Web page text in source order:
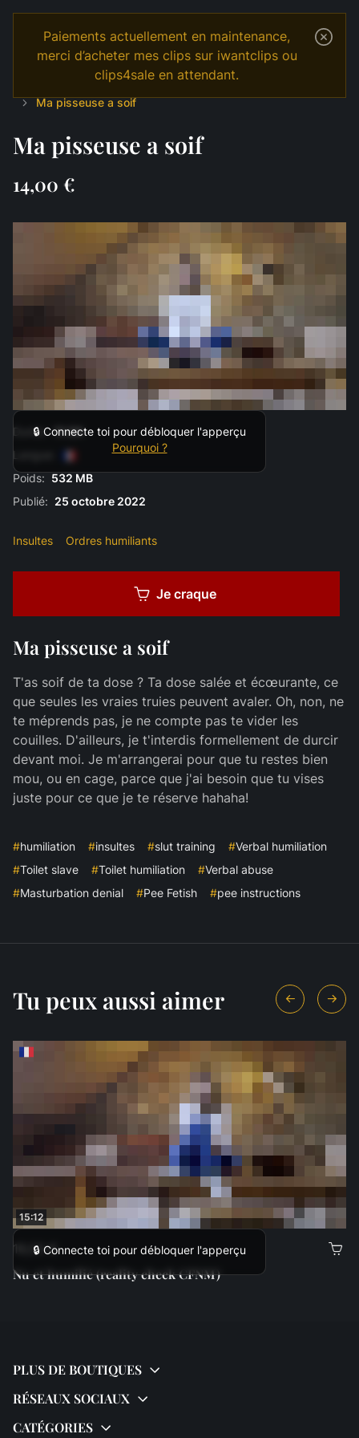
Paiements actuellement en maintenance,
merci d’acheter mes clips sur iwantclips ou
clips4sale en attendant.
Ma pisseuse a soif
Ma pisseuse a soif
14,00 €
🔒 Connecte toi pour débloquer l'apperçu
Pourquoi ?
Durée: 11:34
Langue:
Poids: 532 MB
Publié: 25 octobre 2022
Insultes Ordres humiliants
Je craque
Ma pisseuse a soif
T'as soif de ta dose ? Ta dose salée et écœurante, ce
que seules les vraies truies peuvent avaler. Oh, non, ne
te méprends pas, je ne compte pas te vider les
couilles. D'ailleurs, je t'interdis formellement de durcir
devant moi. Je m'arrangerai pour que tu restes bien
mou, ou en cage, parce que j'ai besoin que tu vises
juste pour ce que je te réserve hahaha!
#humiliation #insultes #slut training #Verbal humiliation
#Toilet slave #Toilet humiliation #Verbal abuse
#Masturbation denial #Pee Fetish #pee instructions
Tu peux aussi aimer
15:12
🔒 Connecte toi pour débloquer l'apperçu
16,00 €
Nu et humilié (reality check CFNM)